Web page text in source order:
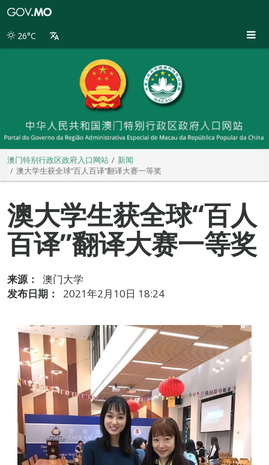
别
26°C
澳门特别行政区政府入口网站
新闻
澳大学生获全球“百人百译”翻译大赛一等奖
澳大学生获全球“百人
百译”翻译大赛一等奖
来源：
澳门大学
发布日期：
2021年2月10日 18:24